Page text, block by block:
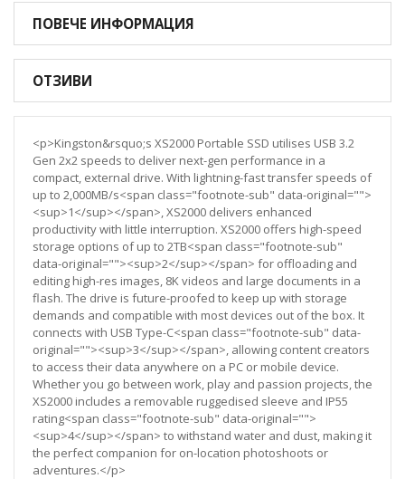
ПОВЕЧЕ ИНФОРМАЦИЯ
ОТЗИВИ
<p>Kingston&rsquo;s XS2000 Portable SSD utilises USB 3.2
Gen 2x2 speeds to deliver next-gen performance in a
compact, external drive. With lightning-fast transfer speeds of
up to 2,000MB/s<span class="footnote-sub" data-original="">
<sup>1</sup></span>, XS2000 delivers enhanced
productivity with little interruption. XS2000 offers high-speed
storage options of up to 2TB<span class="footnote-sub"
data-original=""><sup>2</sup></span> for offloading and
editing high-res images, 8K videos and large documents in a
flash. The drive is future-proofed to keep up with storage
demands and compatible with most devices out of the box. It
connects with USB Type-C<span class="footnote-sub" data-
original=""><sup>3</sup></span>, allowing content creators
to access their data anywhere on a PC or mobile device.
Whether you go between work, play and passion projects, the
XS2000 includes a removable ruggedised sleeve and IP55
rating<span class="footnote-sub" data-original="">
<sup>4</sup></span> to withstand water and dust, making it
the perfect companion for on-location photoshoots or
adventures.</p>